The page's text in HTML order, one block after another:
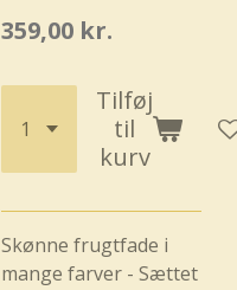
359,00 kr.
Tilføj
til
kurv
Skønne frugtfade i
mange farver - Sættet